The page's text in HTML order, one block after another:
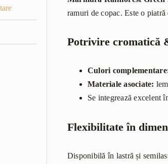
ramuri de copac. Este o
Potrivire cromatică
Culori
Materiale asociate:
Se integrează excelent
Flexibilitate în
Disponibilă în lastră și